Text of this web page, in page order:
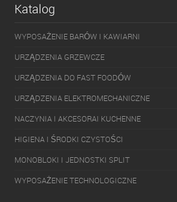
Katalog
WYPOSAŻENIE BARÓW I KAWIARNI
URZĄDZENIA GRZEWCZE
URZĄDZENIA DO FAST FOODÓW
URZĄDZENIA ELEKTROMECHANICZNE
NACZYNIA I AKCESORAI KUCHENNE
HIGIENA I ŚRODKI CZYSTOŚCI
MONOBLOKI I JEDNOSTKI SPLIT
WYPOSAŻENIE TECHNOLOGICZNE